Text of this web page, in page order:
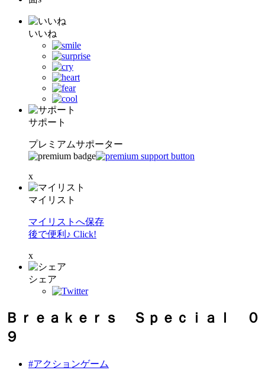
いいね
サポート
プレミアムサポーター
x
マイリスト
マイリストへ保存
後で便利♪ Click!
x
シェア
Ｂｒｅａｋｅｒｓ Ｓｐｅｃｉａｌ ０
９
#アクションゲーム